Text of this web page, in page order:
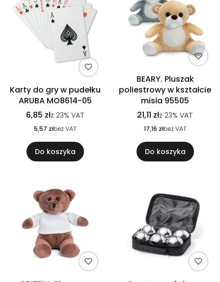
Karty do gry w pudełku
ARUBA MO8614-05
6,85 złz 23% VAT
5,57 złbez VAT
Do koszyka
BEARY. Pluszak
poliestrowy w kształcie
misia 95505
21,11 złz 23% VAT
17,16 złbez VAT
Do koszyka